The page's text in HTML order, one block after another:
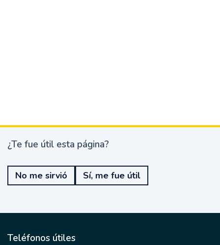
¿
e
u
t
l
¿Te fue útil esta página?
No me sirvió Sí, me fue útil
Teléfonos útiles